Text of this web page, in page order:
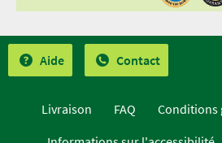
Aide Contact
Livraison FAQ
Conditions